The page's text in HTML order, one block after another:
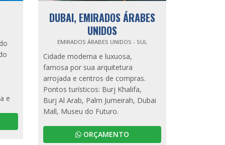
e
DUBAI, EMIRADOS ÁRABES
UNIDOS
EMIRADOS ÁRABES UNIDOS - SUL
Cidade moderna e luxuosa,
famosa por sua arquitetura
arrojada e centros de compras.
Pontos turísticos: Burj Khalifa,
Burj Al Arab, Palm Jumeirah, Dubai
Mall, Museu do Futuro.
ORÇAMENTO